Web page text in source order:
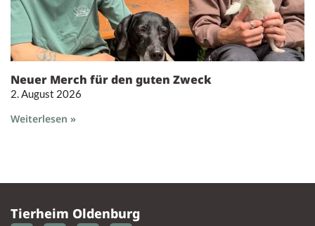
Neuer Merch für den guten Zweck
2. August 2026
Weiterlesen »
Tierheim Oldenburg